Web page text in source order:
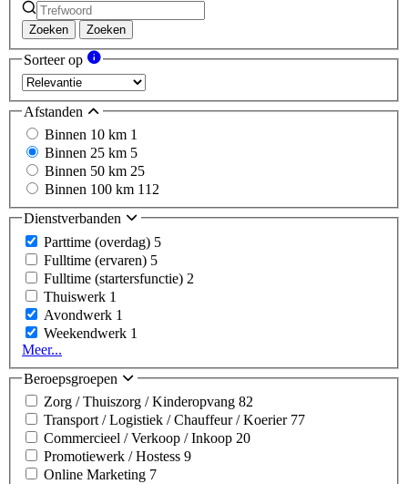
Zoeken Zoeken
Sorteer op
Afstanden
Binnen 10 km 1
Binnen 25 km 5
Binnen 50 km 25
Binnen 100 km 112
Dienstverbanden
Parttime (overdag) 5
Fulltime (ervaren) 5
Fulltime (startersfunctie) 2
Thuiswerk 1
Avondwerk 1
Weekendwerk 1
Meer...
Beroepsgroepen
Zorg / Thuiszorg / Kinderopvang 82
Transport / Logistiek / Chauffeur / Koerier 77
Commercieel / Verkoop / Inkoop 20
Promotiewerk / Hostess 9
Online Marketing 7